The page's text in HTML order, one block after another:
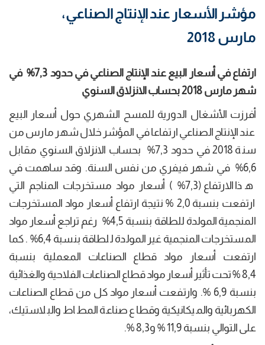
مؤشر الأسعار عند الإنتاج الصناعي،
مارس 2018
ارتفاع في أسعار البيع عند الإنتاج الصناعي في حدود 7,3 % في
شهر مارس 2018 بحساب الانزلاق السنوي
أفرزت الأشغال الدورية للمسح الشهري حول أسعار البيع
عند الإنتاج الصناعي ارتفاعا في المؤشر خلال شهر مارس من
سنة 2018 في حدود 7,3% بحساب الانزلاق السنوي مقابل
6,6% في شهر فيفري من نفس السنة. وقد ساهمت في
هذا الارتفاع (7,3% ) أسعار مواد مستخرجات المناجم التي
ارتفعت بنسبة 2,0 % نتيجة ارتفاع أسعار مواد المستخرجات
المنجمية المولدة للطاقة بنسبة 4,5% رغم تراجع أسعار مواد
المستخرجات المنجمية غير المولدة للطاقة بنسبة 6,4% . كما
ارتفعت أسعار مواد قطاع الصناعات المعملية بنسبة
8,4 % تحت تأثير أسعار مواد قطاع الصناعات الفلاحية والغذائية
بنسبة 6,9 %. وارتفعت أسعار مواد كل من قطاع الصناعات
الكهربائية والميكانيكية وقطاع صناعة المطاط والبلاستيك،
على التوالي بنسبة 11,9 % و8,3 %.